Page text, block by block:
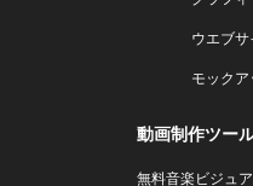
ウエブサ
モックア
動画制作ツー
無料音楽ビジュ